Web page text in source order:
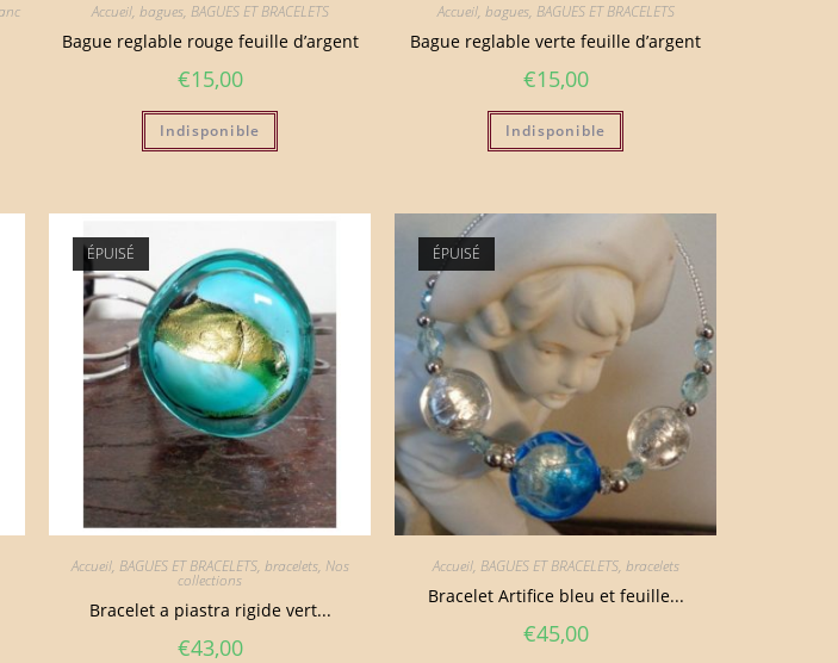
Accueil, bagues, BAGUES ET BRACELETS
Bague reglable rouge feuille d’argent
€15,00
Indisponible
Accueil, bagues, BAGUES ET BRACELETS
Bague reglable verte feuille d’argent
€15,00
Indisponible
ÉPUISÉ
Accueil, BAGUES ET BRACELETS, bracelets, Nos
collections
Bracelet a piastra rigide vert...
€43,00
ÉPUISÉ
Accueil, BAGUES ET BRACELETS, bracelets
Bracelet Artifice bleu et feuille...
€45,00